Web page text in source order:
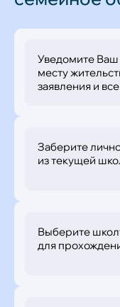
Уведомите Ваш
месту
заявления и
Заберите
из текущей
Выберите
для